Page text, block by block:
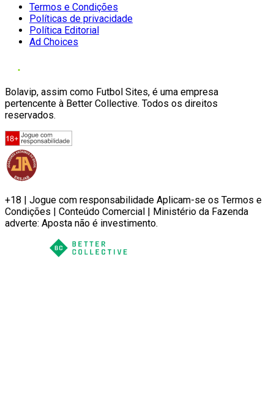
Termos e Condições
Políticas de privacidade
Política Editorial
Ad Choices
Bolavip, assim como Futbol Sites, é uma empresa
pertencente à Better Collective. Todos os direitos
reservados.
+18 | Jogue com responsabilidade Aplicam-se os Termos e
Condições | Conteúdo Comercial | Ministério da Fazenda
adverte: Aposta não é investimento.